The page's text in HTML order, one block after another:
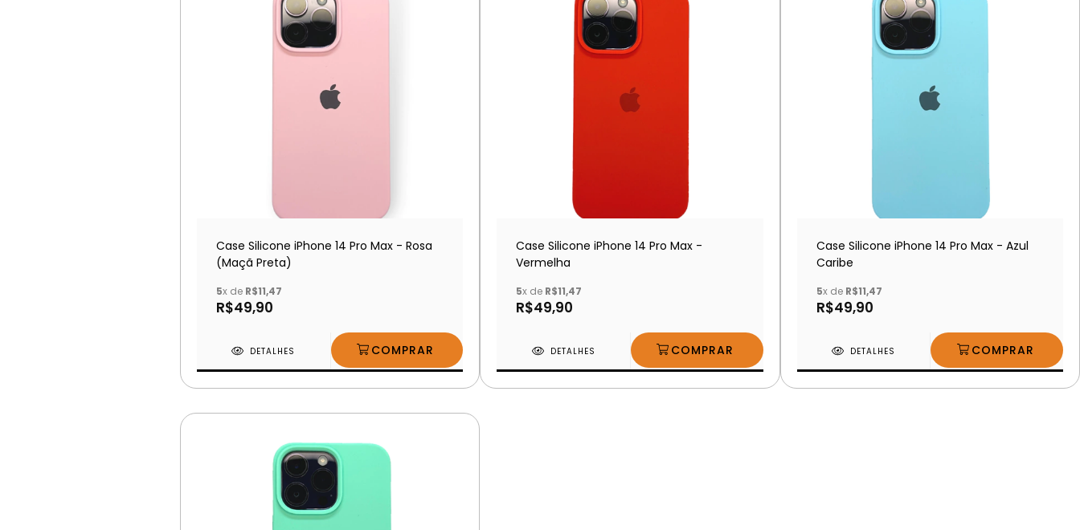
Case Silicone iPhone 14 Pro Max - Rosa
(Maçã Preta)
5x de R$11,47
R$49,90
DETALHES
Case Silicone iPhone 14 Pro Max -
Vermelha
5x de R$11,47
R$49,90
DETALHES
Case Silicone iPhone 14 Pro Max - Azul
Caribe
5x de R$11,47
R$49,90
DETALHES